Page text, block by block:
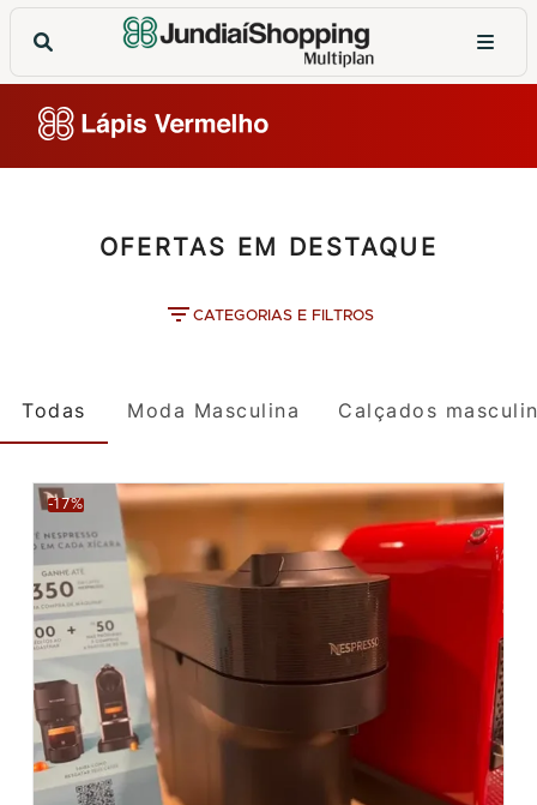
OFERTAS EM DESTAQUE
CATEGORIAS E FILTROS
Todas Moda Masculina Calçados
-17%